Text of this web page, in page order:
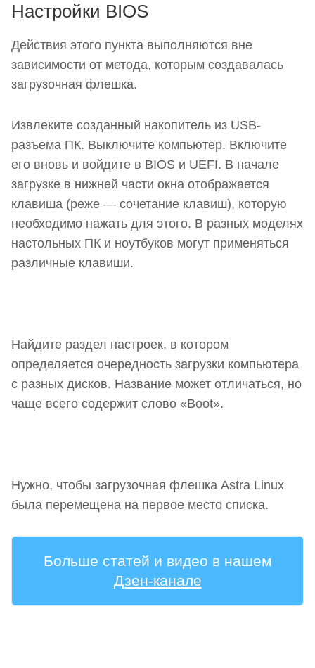
Настройки BIOS
Действия этого пункта выполняются вне
зависимости от метода, которым создавалась
загрузочная флешка.
Извлеките созданный накопитель из USB-
разъема ПК. Выключите компьютер. Включите
его вновь и войдите в BIOS и UEFI. В начале
загрузке в нижней части окна отображается
клавиша (реже — сочетание клавиш), которую
необходимо нажать для этого. В разных моделях
настольных ПК и ноутбуков могут применяться
различные клавиши.
Найдите раздел настроек, в котором
определяется очередность загрузки компьютера
с разных дисков. Название может отличаться, но
чаще всего содержит слово «Boot».
Нужно, чтобы загрузочная флешка Astra Linux
была перемещена на первое место списка.
Больше статей и видео в нашем
Дзен-канале